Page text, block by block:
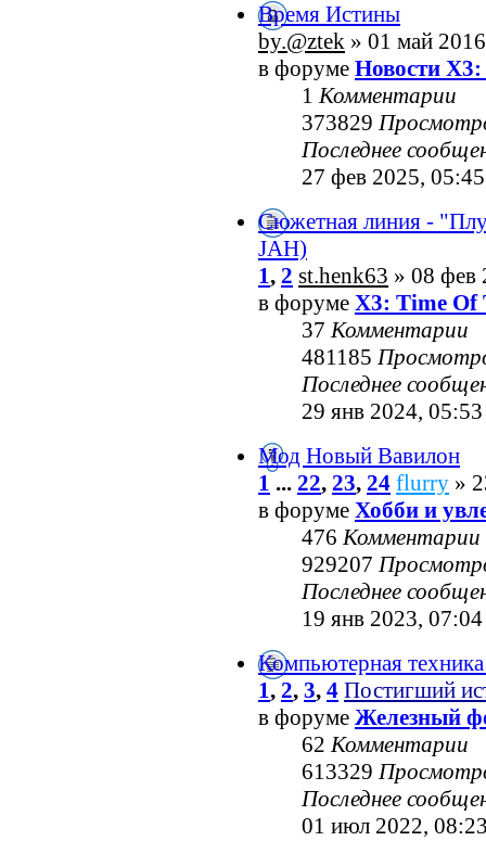
Время Истины
by.@ztek » 01 май
в форуме Новости
1Комментарии
373829
Последнее
27 фев 2025, 05:45
Сюжетная линия -
JAH)
1, 2 st.henk63 » 08 фев
в форуме X3: Time Of
37Комментарии
481185
Последнее
29 янв 2024, 05:53
Мод Новый Вавилон
1 ... 22, 23, 24 flurry »
в форуме Хобби и
476Комментарии
929207
Последнее
19 янв 2023, 07:04
Компьютерная
1, 2, 3, 4 Постигший
в форуме Железный
62Комментарии
613329
Последнее
01 июл 2022,